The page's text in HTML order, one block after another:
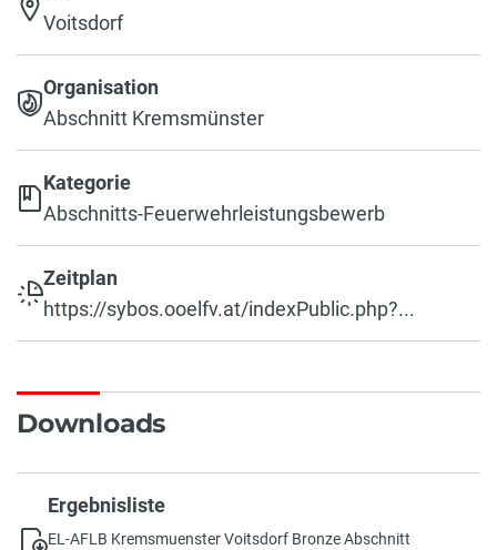
Voitsdorf
Organisation
Abschnitt Kremsmünster
Kategorie
Abschnitts-Feuerwehrleistungsbewerb
Zeitplan
https://sybos.ooelfv.at/indexPublic.php?...
Downloads
Ergebnisliste
EL-AFLB Kremsmuenster Voitsdorf Bronze Abschnitt